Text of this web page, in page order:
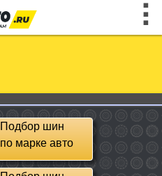
Подбор шин
по марке авто